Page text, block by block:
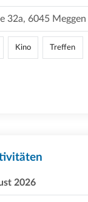
32a, 6045 Meggen
Kino Treffen
2026